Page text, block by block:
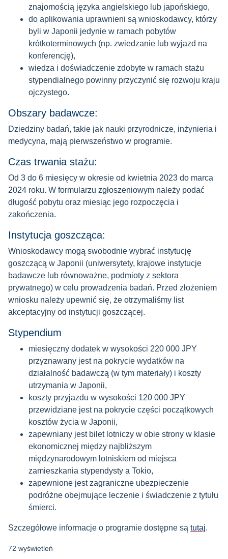
znajomością języka angielskiego lub japońskiego,
do aplikowania uprawnieni są wnioskodawcy, którzy
byli w Japonii jedynie w ramach pobytów
krótkoterminowych (np. zwiedzanie lub wyjazd na
konferencję),
wiedza i doświadczenie zdobyte w ramach stażu
stypendialnego powinny przyczynić się rozwoju kraju
ojczystego.
Obszary badawcze:
Dziedziny badań, takie jak nauki przyrodnicze, inżynieria i
medycyna, mają pierwszeństwo w programie.
Czas trwania stażu:
Od 3 do 6 miesięcy w okresie od kwietnia 2023 do marca
2024 roku. W formularzu zgłoszeniowym należy podać
długość pobytu oraz miesiąc jego rozpoczęcia i
zakończenia.
Instytucja goszcząca:
Wnioskodawcy mogą swobodnie wybrać instytucję
goszczącą w Japonii (uniwersytety, krajowe instytucje
badawcze lub równoważne, podmioty z sektora
prywatnego) w celu prowadzenia badań. Przed złożeniem
wniosku należy upewnić się, że otrzymaliśmy list
akceptacyjny od instytucji goszczącej.
Stypendium
miesięczny dodatek w wysokości 220 000 JPY
przyznawany jest na pokrycie wydatków na
działalność badawczą (w tym materiały) i koszty
utrzymania w Japonii,
koszty przyjazdu w wysokości 120 000 JPY
przewidziane jest na pokrycie części początkowych
kosztów życia w Japonii,
zapewniany jest bilet lotniczy w obie strony w klasie
ekonomicznej między najbliższym
międzynarodowym lotniskiem od miejsca
zamieszkania stypendysty a Tokio,
zapewnione jest zagraniczne ubezpieczenie
podróżne obejmujące leczenie i świadczenie z tytułu
śmierci.
Szczegółowe informacje o programie dostępne są tutaj.
72 wyświetleń